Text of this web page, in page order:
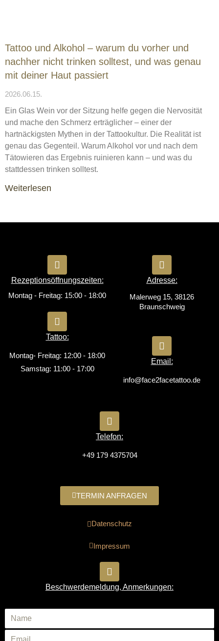
Tattoo und Alkohol – warum du vorher und
nachher nicht trinken solltest, und was genau
mit deiner Haut passiert
2026.06.15.
Ein Glas Wein vor der Sitzung helfe gegen die Nervosität
und mache den Schmerz erträglicher – einer der
hartnäckigsten Mythen in der Tattookultur. Die Realität ist
genau das Gegenteil. Warum Alkohol vor und nach dem
Tätowieren das Ergebnis ruinieren kann – und was du
stattdessen trinken solltest.
Weiterlesen
Rezeptionsöffnungszeiten:
Montag - Freitag: 15:00 - 18:00
Tattoo:
Montag- Freitag: 12:00 - 18:00
Samstag: 11:00 - 17:00
Adresse:
Malerweg 15, 38126
Braunschweig
Email:
info@face2facetattoo.de
Telefon:
+49 179 4375704
TERMIN ANFRAGEN
Datenschutz
Impressum
Beschwerdemeldung, Anmerkungen: